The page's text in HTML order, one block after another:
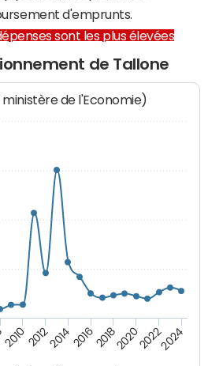
d'emprunts.
sont les plus élevées
de Tallone
ministère de l'Economie)
2010 2012201420162018202020222024